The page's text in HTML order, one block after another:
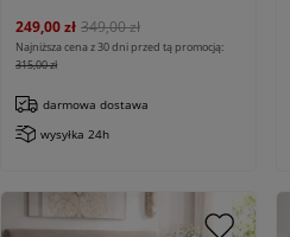
249,00 zł 349,00 zł
Najniższa cena z 30 dni przed tą promocją:
315,00 zł
darmowa dostawa
wysyłka 24h